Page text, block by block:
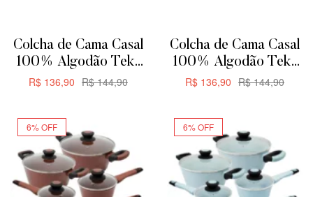
Colcha de Cama Casal
100% Algodão Teka
Allegro Plus –
R$144,90
R$ 136,90
Colcha de Cama Casal
100% Algodão Teka
Allegro Plus –
R$144,90
R$ 136,90
6% OFF 6% OFF